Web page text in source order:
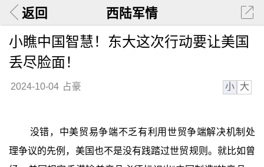
返回 西陆军情
小瞧中国智慧！东大这次行动要让美国
丢尽脸面！
2024-10-04 占豪 小 大
没错，中美贸易争端不乏有利用世贸争端解决机制处
理争议的先例，美国也不是没有践踏过世贸规则。就比如曾